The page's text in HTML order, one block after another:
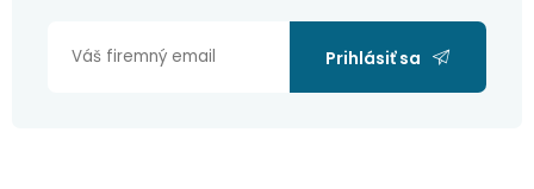
Prihlásiť sa